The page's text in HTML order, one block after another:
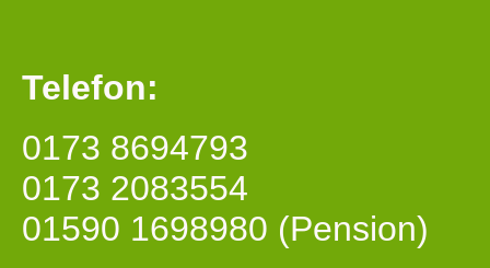
Telefon:
0173 8694793
0173 2083554
01590 1698980 (Pension)